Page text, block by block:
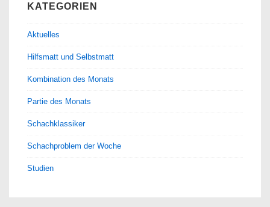
KATEGORIEN
Aktuelles
Hilfsmatt und Selbstmatt
Kombination des Monats
Partie des Monats
Schachklassiker
Schachproblem der Woche
Studien